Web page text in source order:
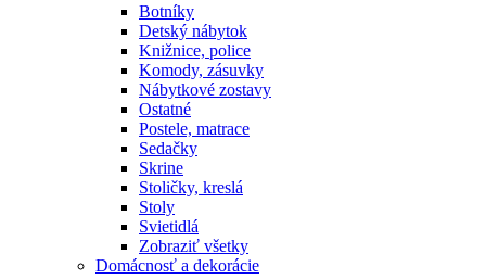
Botníky
Detský nábytok
Knižnice, police
Komody, zásuvky
Nábytkové zostavy
Ostatné
Postele, matrace
Sedačky
Skrine
Stoličky, kreslá
Stoly
Svietidlá
Zobraziť všetky
Domácnosť a dekorácie